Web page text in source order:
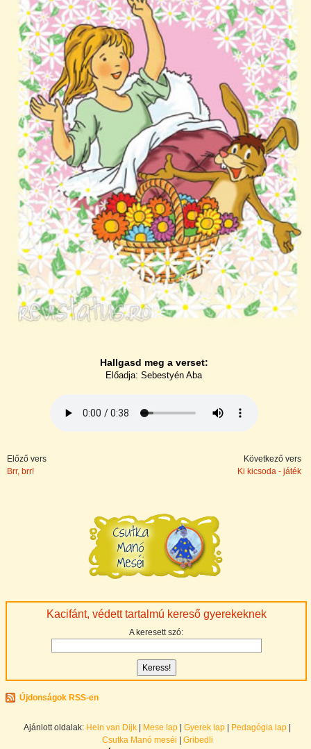
Kacifánt, védett tartalmú kereső gyerekeknek
A keresett szó:
Újdonságok RSS-en
Hallgasd meg a verset:
Előadja: Sebestyén Aba
Előző vers
Brr, brr!
Következő vers
Ki kicsoda - játék
Ajánlott oldalak: Hein van Dijk Mese lap Gyerek lap Pedagógia lap
Csutka Manó meséi
Gribedli